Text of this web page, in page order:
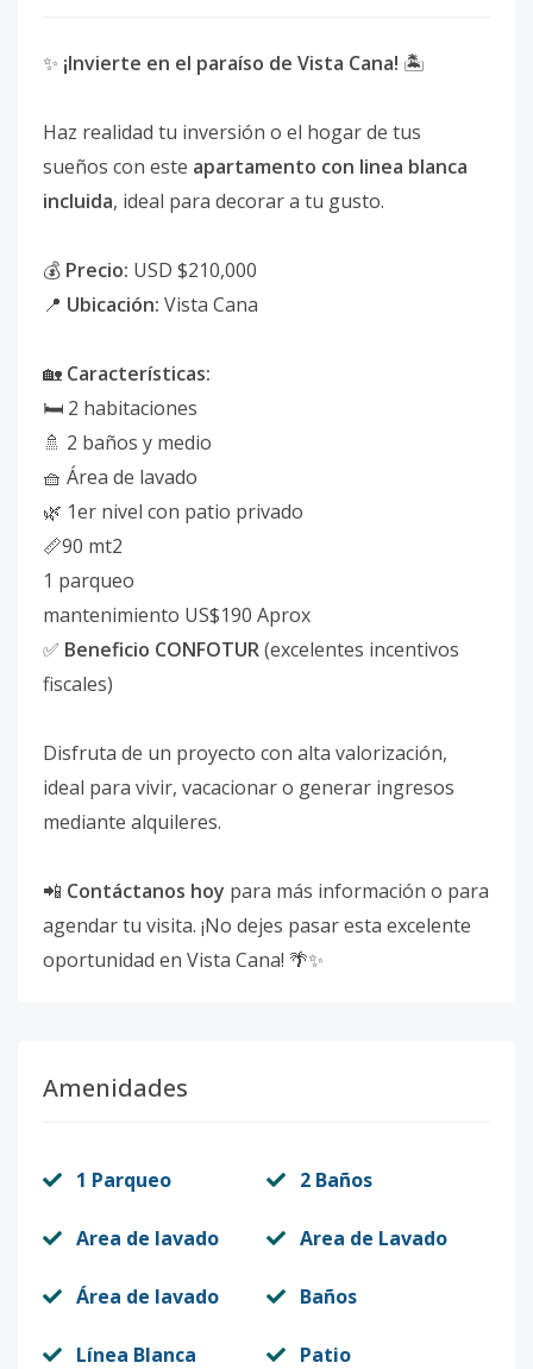
✨ ¡Invierte en el paraíso de Vista Cana! 🏝️
Haz realidad tu inversión o el hogar de tus
sueños con este apartamento con linea blanca
incluida, ideal para decorar a tu gusto.
💰 Precio: USD $210,000
📍 Ubicación: Vista Cana
🏡 Características:
🛏️ 2 habitaciones
🚿 2 baños y medio
🧺 Área de lavado
🌿 1er nivel con patio privado
📏90 mt2
1 parqueo
mantenimiento US$190 Aprox
✅ Beneficio CONFOTUR(excelentes incentivos
fiscales)
Disfruta de un proyecto con alta valorización,
ideal para vivir, vacacionar o generar ingresos
mediante alquileres.
📲 Contáctanos hoy para más información o para
agendar tu visita. ¡No dejes pasar esta excelente
oportunidad en Vista Cana! 🌴✨
Amenidades
1 Parqueo 2 Baños
Area de lavado Area de Lavado
Área de lavado Baños
Línea Blanca Patio